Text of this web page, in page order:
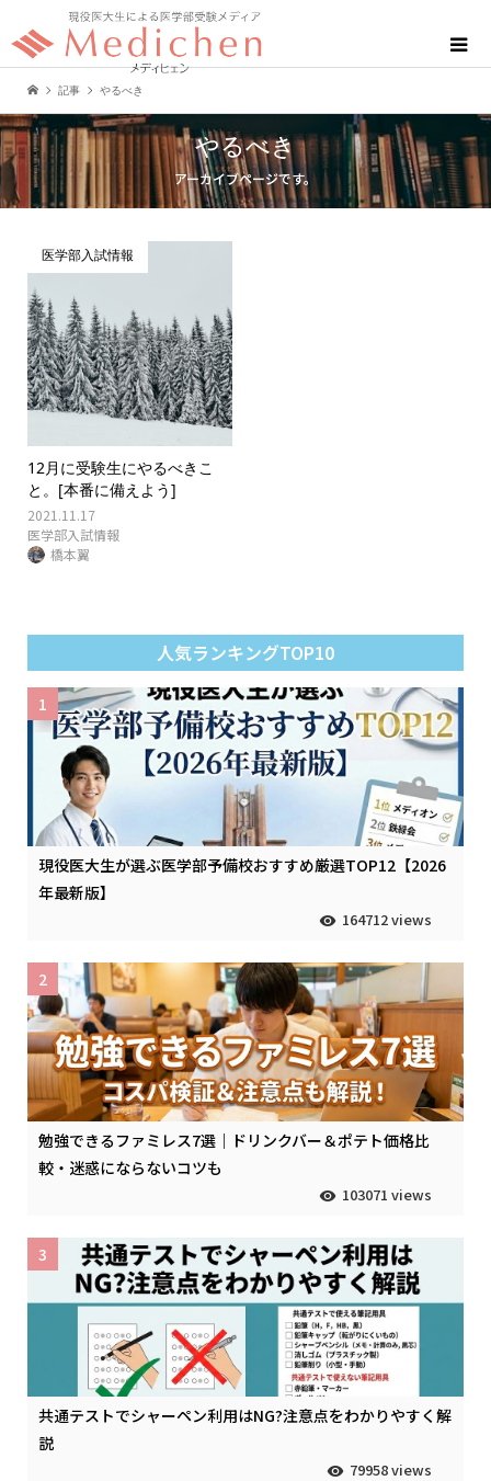
記事 やるべき
やるべき
アーカイブページです。
医学部入試情報
12月に受験生にやるべきこ
と。[本番に備えよう]
2021.11.17
医学部入試情報
橋本翼
人気ランキングTOP10
現役医大生が選ぶ医学部予備校おすすめ厳選TOP12【2026
年最新版】
164712 views
1
勉強できるファミレス7選｜ドリンクバー＆ポテト価格比
較・迷惑にならないコツも
103071 views
2
共通テストでシャーペン利用はNG?注意点をわかりやすく解
説
79958 views
3